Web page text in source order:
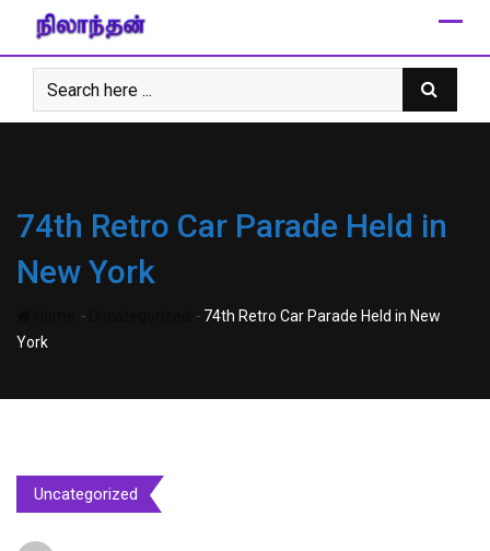
content
74th Retro Car Parade Held in
New York
- - 74th Retro Car Parade Held in New
York
Uncategorized